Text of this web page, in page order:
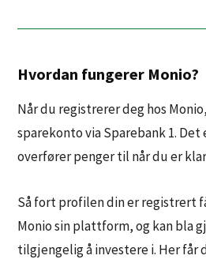
Hvordan fungerer Monio?
Når du registrerer deg hos
sparekonto via Sparebank 1.
overfører penger til når du er
Så fort profilen din er registrert
Monio sin plattform, og kan bla
tilgjengelig å investere i. Her får